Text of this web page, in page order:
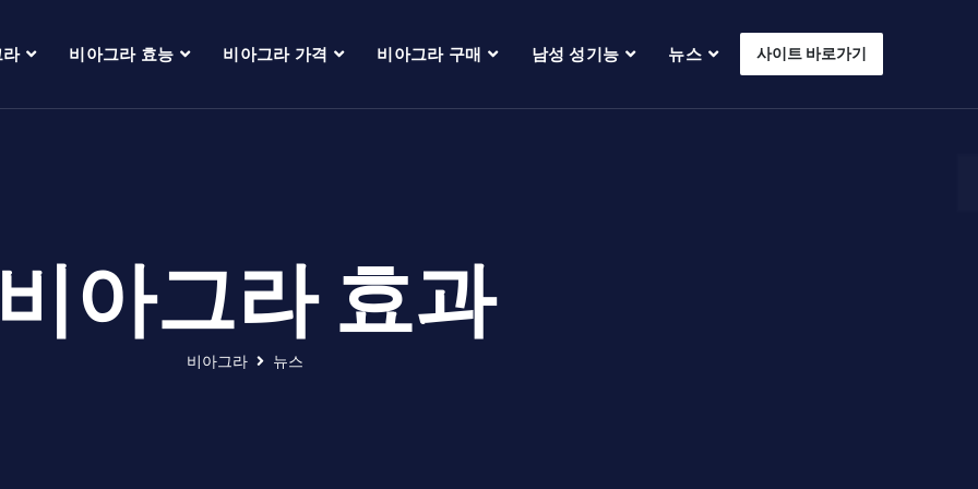
비아그라 효능 비아그라 가격 비아그라 구매 남성 성기능 뉴스 사이트 바로가기
아그라 효과
비아그라 뉴스